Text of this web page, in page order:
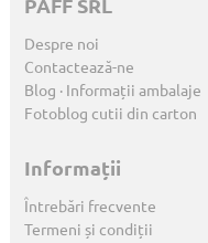
PAFF SRL
Despre noi
Contactează-ne
Blog · Informații ambalaje
Fotoblog cutii din carton
Informații
Întrebări frecvente
Termeni și condiții